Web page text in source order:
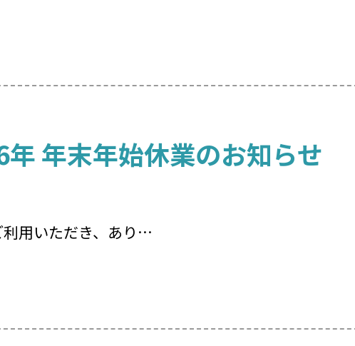
年末年始休業のお知らせ
用いただき、あり…